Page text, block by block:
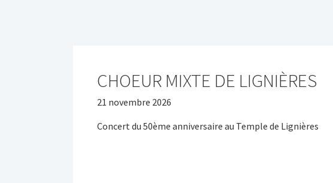
CHOEUR MIXTE DE LIGNIÈRES
21 novembre 2026
Concert du 50ème anniversaire au Temple de Lignières